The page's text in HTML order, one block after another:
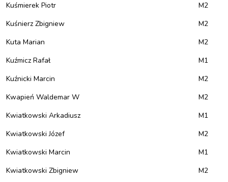
Kuśmierek Piotr
M2
Kuśnierz Zbigniew
M2
Kuta Marian
M2
Kuźmicz Rafał
M1
Kuźnicki Marcin
M2
Kwapień Waldemar W
M2
Kwiatkowski Arkadiusz
M1
Kwiatkowski Józef
M2
Kwiatkowski Marcin
M1
Kwiatkowski Zbigniew
M2